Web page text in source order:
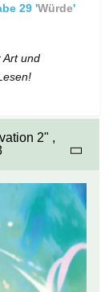
29 'Würde'
Art und
2" ,